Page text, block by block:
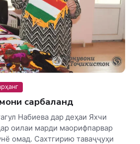
сарбаланд
Набиева дар деҳаи Яхчи
оилаи марди маорифпарвар
омад. Сахтгирию таваҷҷуҳи